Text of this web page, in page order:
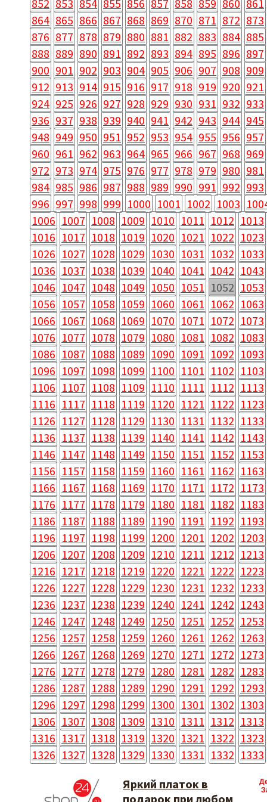
852 853 854 855 856 857 858 859 860 861
864 865 866 867 868 869 870 871 872 873
876 877 878 879 880 881 882 883 884 885
888 889 890 891 892 893 894 895 896 897
900 901 902 903 904 905 906 907 908 909
912 913 914 915 916 917 918 919 920 921
924 925 926 927 928 929 930 931 932 933
936 937 938 939 940 941 942 943 944 945
948 949 950 951 952 953 954 955 956 957
960 961 962 963 964 965 966 967 968 969
972 973 974 975 976 977 978 979 980 981
984 985 986 987 988 989 990 991 992 993
996 997 998 999 1000 1001 1002 1003
1006 1007 1008 1009 1010 1011 1012 1013
1016 1017 1018 1019 1020 1021 1022 1023
1026 1027 1028 1029 1030 1031 1032 1033
1036 1037 1038 1039 1040 1041 1042 1043
1046 1047 1048 1049 1050 1051 1052 1053
1056 1057 1058 1059 1060 1061 1062 1063
1066 1067 1068 1069 1070 1071 1072 1073
1076 1077 1078 1079 1080 1081 1082 1083
1086 1087 1088 1089 1090 1091 1092 1093
1096 1097 1098 1099 1100 1101 1102 1103
1106 1107 1108 1109 1110 1111 1112 1113
1116 1117 1118 1119 1120 1121 1122 1123
1126 1127 1128 1129 1130 1131 1132 1133
1136 1137 1138 1139 1140 1141 1142 1143
1146 1147 1148 1149 1150 1151 1152 1153
1156 1157 1158 1159 1160 1161 1162 1163
1166 1167 1168 1169 1170 1171 1172 1173
1176 1177 1178 1179 1180 1181 1182 1183
1186 1187 1188 1189 1190 1191 1192 1193
1196 1197 1198 1199 1200 1201 1202 1203
1206 1207 1208 1209 1210 1211 1212 1213
1216 1217 1218 1219 1220 1221 1222 1223
1226 1227 1228 1229 1230 1231 1232 1233
1236 1237 1238 1239 1240 1241 1242 1243
1246 1247 1248 1249 1250 1251 1252 1253
1256 1257 1258 1259 1260 1261 1262 1263
1266 1267 1268 1269 1270 1271 1272 1273
1276 1277 1278 1279 1280 1281 1282 1283
1286 1287 1288 1289 1290 1291 1292 1293
1296 1297 1298 1299 1300 1301 1302 1303
1306 1307 1308 1309 1310 1311 1312 1313
1316 1317 1318 1319 1320 1321 1322 1323
1326 1327 1328 1329 1330 1331 1332 1333
Яркий платок в
подарок при любом